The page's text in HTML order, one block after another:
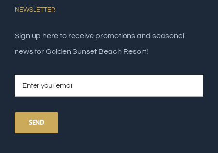
NEWSLETTER
Sign up here to receive promotions and seasonal
news for Golden Sunset Beach Resort!